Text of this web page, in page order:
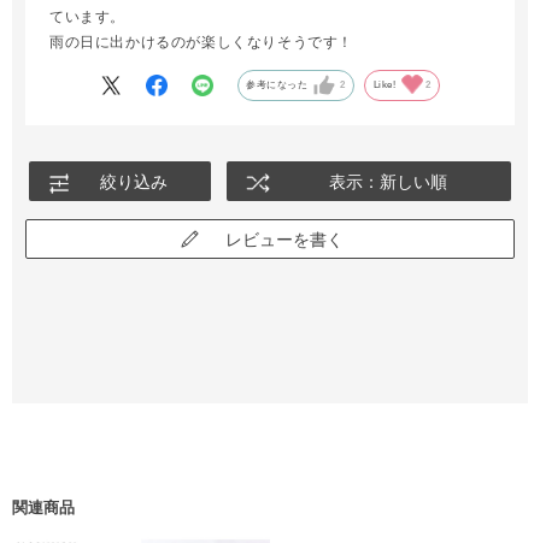
ています。
雨の日に出かけるのが楽しくなりそうです！
参考になった 2 Like! 2
絞り込み 表示：新しい順
レビューを書く
関連商品